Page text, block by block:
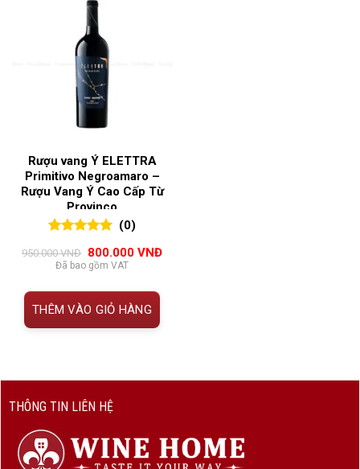
Rượu vang Ý ELETTRA
Primitivo Negroamaro –
Rượu Vang Ý Cao Cấp Từ
Provinco
đánh giá
(0)
950.000VNĐ Giá
gốc
là:
950.000 VNĐ.
800.000 VNĐGiá
Đã bao gồm VAT
THÊM VÀO GIỎ HÀNG
THÔNG TIN LIÊN HỆ